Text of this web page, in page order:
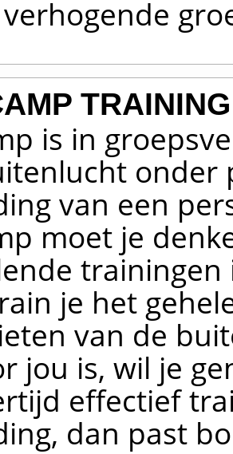
TRAINING
is in
onder
van een
moet je
je het
van de
jou is, wil je
effectief
dan past